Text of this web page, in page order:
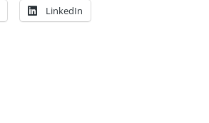
LinkedIn